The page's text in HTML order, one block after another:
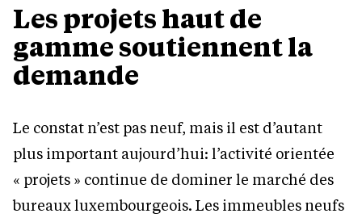
Les projets haut de
gamme soutiennent la
demande
Le constat n’est pas neuf, mais il est d’autant
plus important aujourd’hui: l’activité orientée
« projets » continue de dominer le marché des
bureaux luxembourgeois. Les immeubles neufs